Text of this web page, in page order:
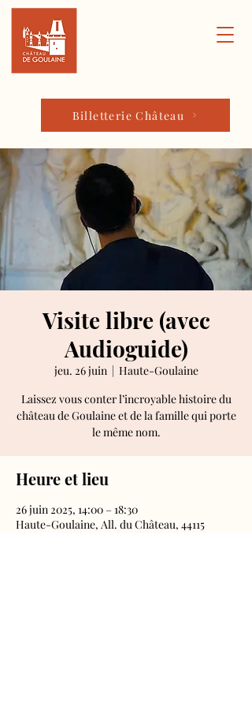
Billetterie Château
Visite libre (avec
Audioguide)
jeu. 26 juin
  |
Haute-Goulaine
Laissez vous conter l’incroyable histoire du
château de Goulaine et de la famille qui porte
le même nom.
Heure et lieu
26 juin 2025, 14:00 – 18:30
Haute-Goulaine, All. du Château, 44115